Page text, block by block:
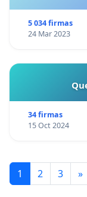
5 034 firmas
24 Mar 2023
34 firmas
15 Oct 2024
1 2 3 »